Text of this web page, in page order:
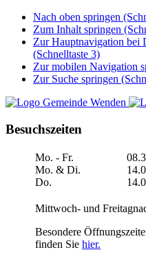
Nach oben springen
Zum Inhalt springen
Zur Hauptnavigation bei
(Schnelltaste 3)
Zur mobilen Navigation
Zur Suche springen
Besuchszeiten
Mo. - Fr.
Mo. & Di.
Do.
Mittwoch- und
Besondere
finden Sie hier.